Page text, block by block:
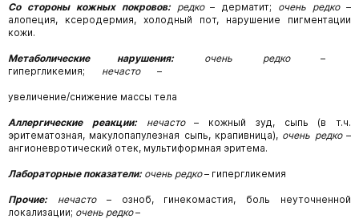
Со стороны кожных покровов: редко – дерматит; очень редко –
алопеция,
ксеродермия, холодный пот, нарушение пигментации
кожи.
Метаболические нарушения: очень редко–
гипергликемия; нечасто–
увеличение/снижение массы тела
Аллергические реакции: нечасто – кожный зуд, сыпь
(в т.ч.
эритематозная, макулопапулезная сыпь, крапивница), очень редко–
ангионевротический отек, мультиформная эритема.
Лабораторные показатели: очень редко – гипергликемия
Прочие: нечасто – озноб, гинекомастия,
боль неуточненной
локализации; очень редко –